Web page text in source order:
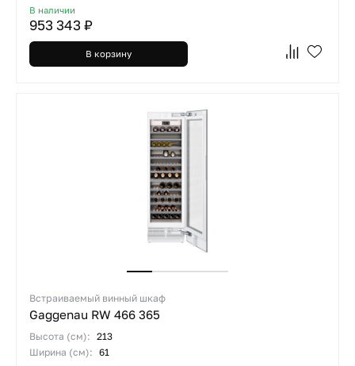
В наличии
953 343 ₽
В корзину
Встраиваемый винный шкаф
Gaggenau RW 466 365
Высота (см): 213
Ширина (см): 61